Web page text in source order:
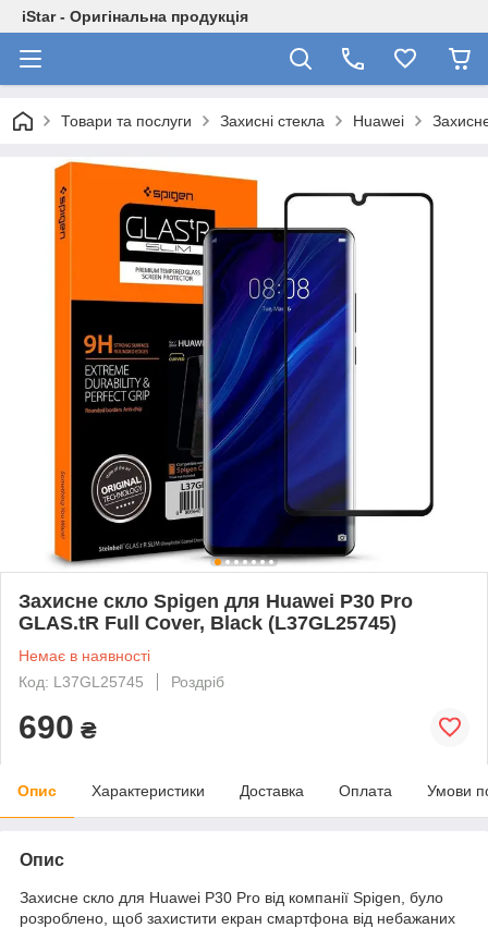
iStar - Оригінальна продукція
Товари та послуги Захисні стекла Huawei
Захисне скло Spigen для Huawei P30 Pro
GLAS.tR Full Cover, Black (L37GL25745)
Немає в наявності
Код: L37GL25745
Роздріб
690 ₴
Опис Характеристики Доставка Оплата Умови
Опис
Захисне скло для Huawei P30 Pro від компанії Spigen, було
розроблено, щоб захистити екран смартфона від небажаних